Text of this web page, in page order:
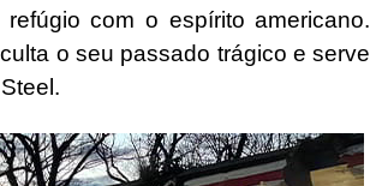
com o espírito americano.
o seu passado trágico e serve